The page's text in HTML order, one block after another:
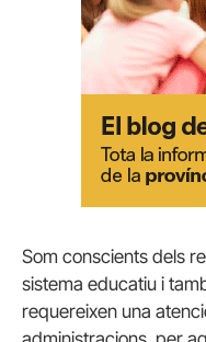
Som conscients dels
sistema educatiu i
requereixen una